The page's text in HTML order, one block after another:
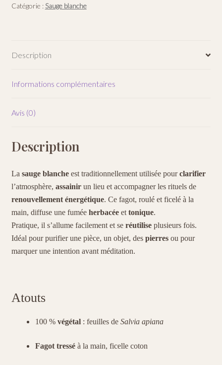
Catégorie :Sauge blanche
Description
Informations complémentaires
Avis (0)
Description
La sauge blancheest traditionnellement utilisée pourclarifier
l’atmosphère, assainirun lieu et accompagner les rituels de
renouvellement énergétique. Ce fagot, roulé et ficelé à la
main, diffuse une fumée herbacéeet tonique.
Pratique, il s’allume facilement et se réutiliseplusieurs fois.
Idéal pour purifier une pièce, un objet, des pierresou pour
marquer une intention avant méditation.
Atouts
100 % végétal: feuilles de Salvia apiana
Fagot tresséà la main, ficelle coton